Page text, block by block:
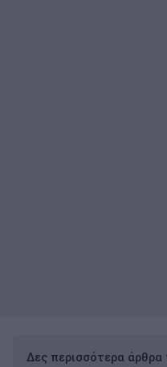
Δες περισσότερα άρθρα